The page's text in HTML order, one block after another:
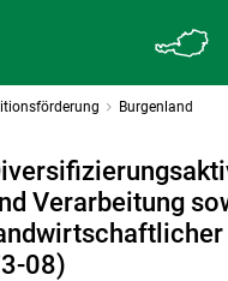
Burgenland
Verarbeitung
08)